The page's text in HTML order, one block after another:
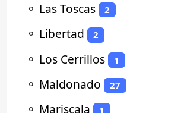
⚬ Las Toscas 2
⚬ Libertad 2
⚬ Los Cerrillos 1
⚬ Maldonado 27
⚬ Mariscala 1